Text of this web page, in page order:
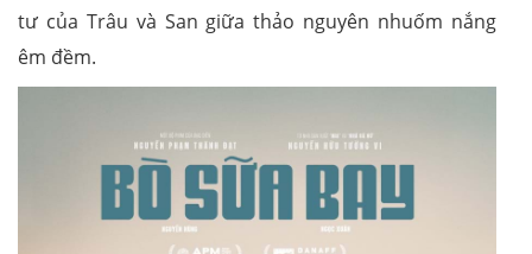
tư của Trâu và San giữa thảo nguyên nhuốm nắng
êm đềm.